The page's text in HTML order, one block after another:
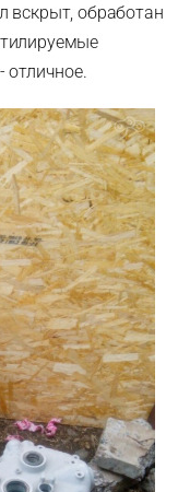
вскрыт, обработан
отличное.